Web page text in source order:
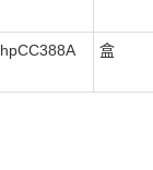
盒